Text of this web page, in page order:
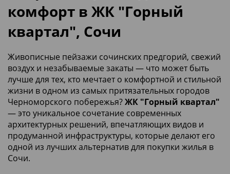
комфорт в ЖК "Горный
квартал", Сочи
Живописные пейзажи сочинских предгорий, свежий
воздух и незабываемые закаты — что может быть
лучше для тех, кто мечтает о комфортной и стильной
жизни в одном из самых притязательных городов
Черноморского побережья?ЖК "Горный квартал"
— это уникальное сочетание современных
архитектурных решений, впечатляющих видов и
продуманной инфраструктуры, которые делают его
одной из лучших альтернатив для покупки жилья в
Сочи.